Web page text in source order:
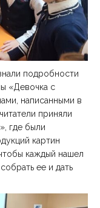
подробности
«Девочка с
написанными в
приняли
где были
картин
каждый нашел
ее и дать